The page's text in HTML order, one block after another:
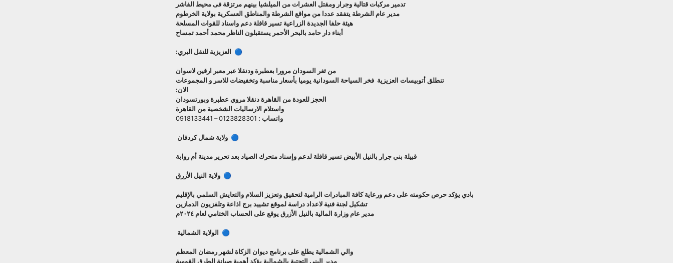
تدمير مركبات قتالية وجرار ومقتل العشرات من الميلشيا بينهم مرتزقة فى محيط الفاشر
مدير عام الشرطة يتفقد عددا من مواقع الشرطة والمناطق العسكرية بولاية الخرطوم
هيئة حلفا الجديدة الزراعية تسير قافلة دعم واسناد للقوات المسلحة
أبناء دار حامد بالبحر الأحمر يستقبلون الناظر محمد أحمد تمساح
🔵 العزيزية للنقل البري:
من ثغر السودان مرورا بعطبرة ودنقلا عبر معبر ارقين لاسوان
تنطلق أتوبيسات العزيزية فخر السياحة السودانية يوميا بأسعار مناسبة وتخفيضات للاسر و المجموعات
الان:
الحجز للعودة من القاهرة دنقلا مروي عطبرة وبورتسودان
واستلام الارساليات الشخصية من القاهرة
واتساب : 0123828301
–
0918133441
🔵 ولاية شمال كردفان
قبيلة بني جرار بالنيل الأبيض تسير قافلة لدعم وإسناد متحرك الصياد بعد تحرير مدينة أم روابة
🔵 ولاية النيل الأزرق
بادي يؤكد حرص حكومته على دعم ورعاية كافة المبادرات الرامية لتحقيق وتعزيز السلام والتعايش السلمي بالإقليم
تشكيل لجنة فنية لاعداد دراسة لموقع تشييد برج اذاعة وتلفزيون الدمازين
مدير عام وزارة المالية بالنيل الأزرق يوقع على الحساب الختامي لعام ٢٠٢٤م
🔵 الولاية الشمالية
والي الشمالية يطلع على برنامج ديوان الزكاة لشهر رمضان المعظم
مدير البنى التحتية بالشمالية يؤكد أهمية صيانة الطرق القومية